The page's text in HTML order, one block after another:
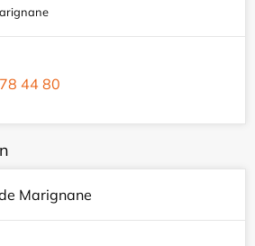
44 80
Marignane